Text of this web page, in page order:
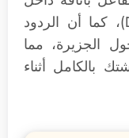
الجزيرة التفاعلية (Dynamic Island)، كما أن الردود
الجزيرة، مما
بالكامل أثناء